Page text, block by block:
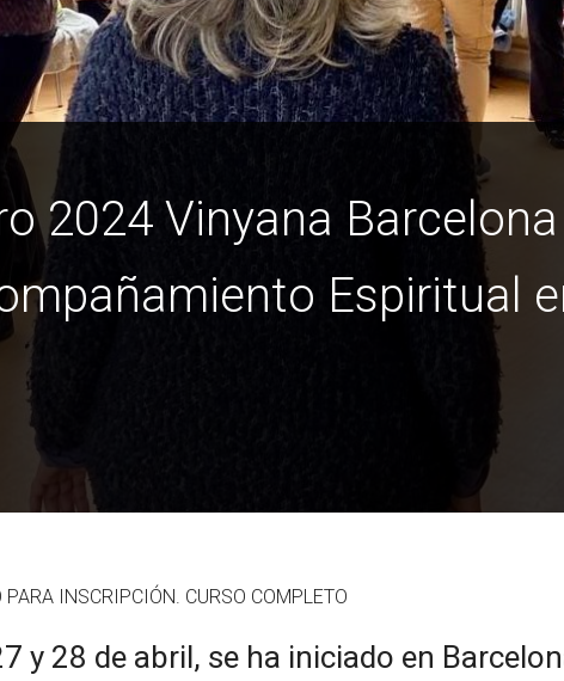
2024 Vinyana
Espiritual
PARA INSCRIPCIÓN. CURSO COMPLETO
y 28 de abril, se ha iniciado en